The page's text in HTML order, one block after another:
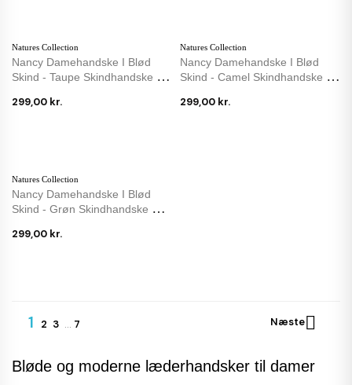
Natures Collection
Nancy Damehandske I Blød
Skind - Taupe Skindhandske M.
299,00 kr.
Natures Collection
Nancy Damehandske I Blød
Skind - Camel Skindhandske M.
299,00 kr.
Natures Collection
Nancy Damehandske I Blød
Skind - Grøn Skindhandske M.
299,00 kr.
1 2 3 … 7 Næste
Bløde og moderne læderhandsker til damer